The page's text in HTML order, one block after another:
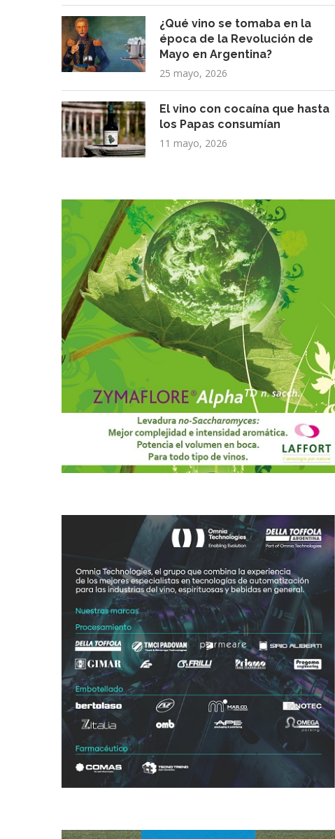
¿Qué vino se tomaba en la
época de la Revolución de
Mayo en Argentina?
25 mayo, 2026
El vino con cocaína que hasta
los Papas consumían
11 mayo, 2026